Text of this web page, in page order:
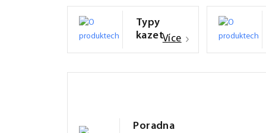
Typy
kazetVíce
Poradna